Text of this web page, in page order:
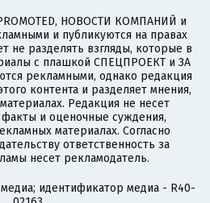
НОВОСТИ КОМПАНИЙ и
и публикуются на правах
не разделять взгляды, которые в
с плашкой СПЕЦПРОЕКТ и ЗА
рекламными, однако редакция
контента и разделяет мнения,
Редакция не несет
факты и оценочные суждения,
материалах. Согласно
ответственность за
несет рекламодатель.
идентификатор медиа - R40-